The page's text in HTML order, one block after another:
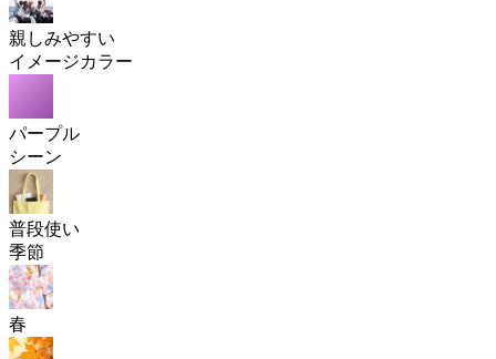
親しみやすい
イメージカラー
パープル
シーン
普段使い
季節
春